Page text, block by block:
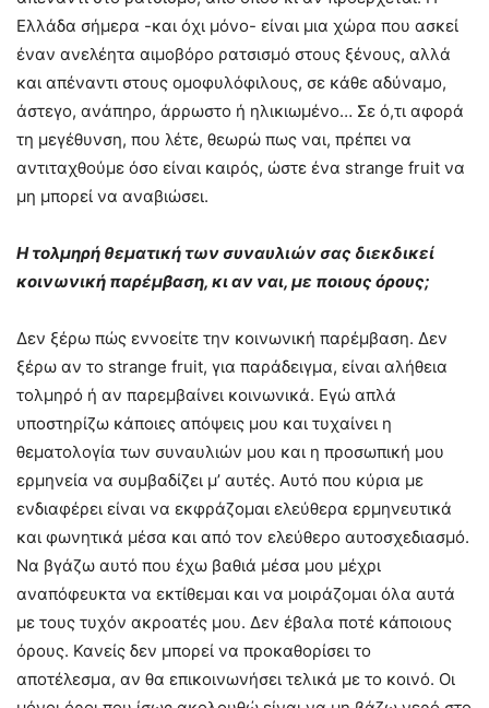
Ελλάδα σήμερα -και όχι μόνο- είναι μια χώρα που ασκεί
έναν ανελέητα αιμοβόρο ρατσισμό στους ξένους, αλλά
και απέναντι στους ομοφυλόφιλους, σε κάθε αδύναμο,
άστεγο, ανάπηρο, άρρωστο ή ηλικιωμένο… Σε ό,τι αφορά
τη μεγέθυνση, που λέτε, θεωρώ πως ναι, πρέπει να
αντιταχθούμε όσο είναι καιρός, ώστε ένα strange fruit να
μη μπορεί να αναβιώσει.
Η τολμηρή θεματική των συναυλιών σας διεκδικεί
κοινωνική παρέμβαση, κι αν ναι, με ποιους όρους;
Δεν ξέρω πώς εννοείτε την κοινωνική παρέμβαση. Δεν
ξέρω αν το strange fruit, για παράδειγμα, είναι αλήθεια
τολμηρό ή αν παρεμβαίνει κοινωνικά. Εγώ απλά
υποστηρίζω κάποιες απόψεις μου και τυχαίνει η
θεματολογία των συναυλιών μου και η προσωπική μου
ερμηνεία να συμβαδίζει μ’ αυτές. Αυτό που κύρια με
ενδιαφέρει είναι να εκφράζομαι ελεύθερα ερμηνευτικά
και φωνητικά μέσα και από τον ελεύθερο αυτοσχεδιασμό.
Να βγάζω αυτό που έχω βαθιά μέσα μου μέχρι
αναπόφευκτα να εκτίθεμαι και να μοιράζομαι όλα αυτά
με τους τυχόν ακροατές μου. Δεν έβαλα ποτέ κάποιους
όρους. Κανείς δεν μπορεί να προκαθορίσει το
αποτέλεσμα, αν θα επικοινωνήσει τελικά με το κοινό. Οι